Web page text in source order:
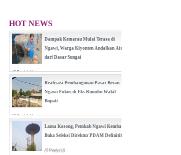
HOT NEWS
Dampak Kemarau Mulai Terasa di
Ngawi, Warga Kiyonten Andalkan Air
dari Dasar Sungai
(0 Reply(s))
Realisasi Pembangunan Pasar Beran
Ngawi Fokus di Eks Rumdin Wakil
Bupati
(0 Reply(s))
Lama Kosong, Pemkab Ngawi Kembali
Buka Seleksi Direktur PDAM Definitif
(0 Reply(s))